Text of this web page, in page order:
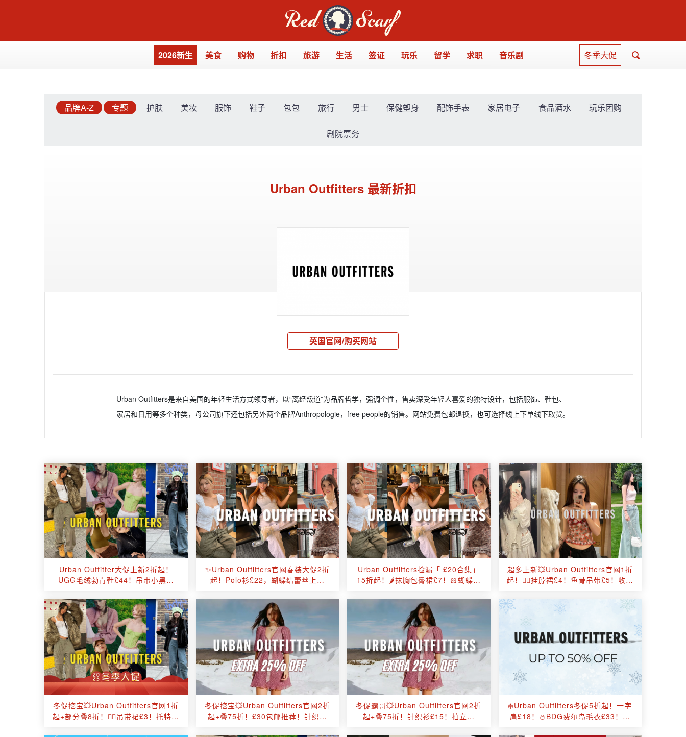
2026新生 美食 购物 折扣 旅游 生活 签证 玩乐 留学 求职 音乐剧 冬季大促
品牌A-Z 专题 护肤 美妆 服饰 鞋子 包包 旅行 男士 保健塑身 配饰手表 家居电子 食品酒水 玩乐团购
剧院票务
Urban Outfitters 最新折扣
英国官网/购买网站
Urban Outfitters是来自美国的年轻生活方式领导者，以“离经叛道”为品牌哲学，强调个性，售卖深受年轻人喜爱的独特设计，包括服饰、鞋包、
家居和日用等多个种类，母公司旗下还包括另外两个品牌Anthropologie，free people的销售。网站免费包邮退换，也可选择线上下单线下取货。
Urban Outfitter大促上新2折起！
UGG毛绒勃肯鞋£44！吊带小黑裙
✨Urban Outfitters官网春装大促2折
起！Polo衫£22，蝴蝶结蕾丝上衣
Urban Outfitters捡漏「 £20合集」
15折起！🌶️抹胸包臀裙£7！🎀蝴蝶结
超多上新💥Urban Outfitters官网1折
起！🧚‍♀️挂脖裙£4！鱼骨吊带£5！收蕾
冬促挖宝💥Urban Outfitters官网1折
起+部分叠8折！🧚‍♀️吊带裙£3！托特包
冬促挖宝💥Urban Outfitters官网2折
起+叠75折！£30包邮推荐！针织开
冬促霸哥💥Urban Outfitters官网2折
起+叠75折！针织衫£15！拍立得
❄️Urban Outfitters冬促5折起！一字
肩£18！⛄BDG费尔岛毛衣£33！蝴